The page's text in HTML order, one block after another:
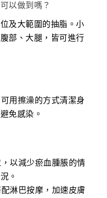
以做到嗎？
及大範圍的抽脂。小
部、大腿，皆可進行
用擦澡的方式清潔身
免感染。
以減少瘀血腫脹的情
。
淋巴按摩，加速皮膚